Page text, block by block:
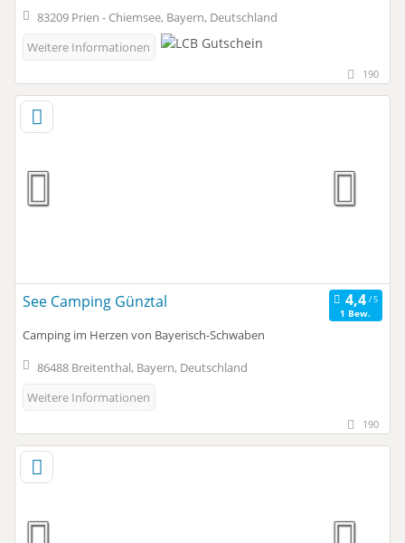
83209 Prien - Chiemsee, Bayern, Deutschland
Weitere Informationen
190
See Camping Günztal
1 Bew.
Camping im Herzen von Bayerisch-Schwaben
86488 Breitenthal, Bayern, Deutschland
Weitere Informationen
190